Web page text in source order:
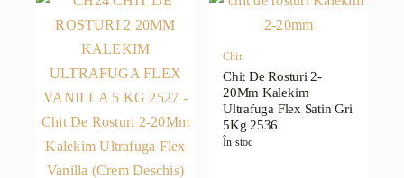
Chit
Chit De Rosturi 2-
20Mm Kalekim
Ultrafuga Flex Satin Gri
5Kg 2536
În stoc